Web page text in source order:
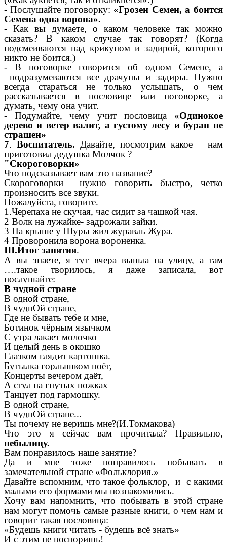
- Послушайте поговорку: «Грозен Семен, а боится
Семена одна ворона».
- Как вы думаете, о каком человеке так можно
сказать? В каком случае так говорят? (Когда
подсмеиваются над крикуном и задирой, которого
никто не боится.)
- В поговорке говорится об одном Семене, а
подразумеваются все драчуны и задиры. Нужно
всегда стараться не только услышать, о чем
рассказывается в пословице или поговорке, а
думать, чему она учит.
- Подумайте, чему учит пословица «Одинокое
дерево и ветер валит, а густому лесу и буран не
страшен»
7. Воспитатель. Давайте, посмотрим какое нам
приготовил дедушка Молчок ?
"Скороговорки»
Что подсказывает вам это название?
Скороговорки нужно говорить быстро, четко
произносить все звуки.
Пожалуйста, говорите.
1.Черепаха не скучая, час сидит за чашкой чая.
2 Волк на лужайке- задрожали зайки.
3 На крыше у Шуры жил журавль Жура.
4 Проворонила ворона вороненка.
III.Итог занятия.
А вы знаете, я тут вчера вышла на улицу, а там
….такое творилось, я даже записала, вот
послушайте:
В чудной стране
В одной стране,
В чуднОй стране,
Где не бывать тебе и мне,
Ботинок чёрным язычком
С утра лакает молочко
И целый день в окошко
Глазком глядит картошка.
Бутылка горлышком поёт,
Концерты вечером даёт,
А стул на гнутых ножках
Танцует под гармошку.
В одной стране,
В чуднОй стране...
Ты почему не веришь мне?(И.Токмакова)
Что это я сейчас вам прочитала? Правильно,
небылицу.
Вам понравилось наше занятие?
Да и мне тоже понравилось побывать в
замечательной стране «Фольклория.»
Давайте вспомним, что такое фольклор, и с какими
малыми его формами мы познакомились.
Хочу вам напомнить, что побывать в этой стране
нам могут помочь самые разные книги, о чем нам и
говорит такая пословица:
«Будешь книги читать - будешь всё знать»
И с этим не поспоришь!